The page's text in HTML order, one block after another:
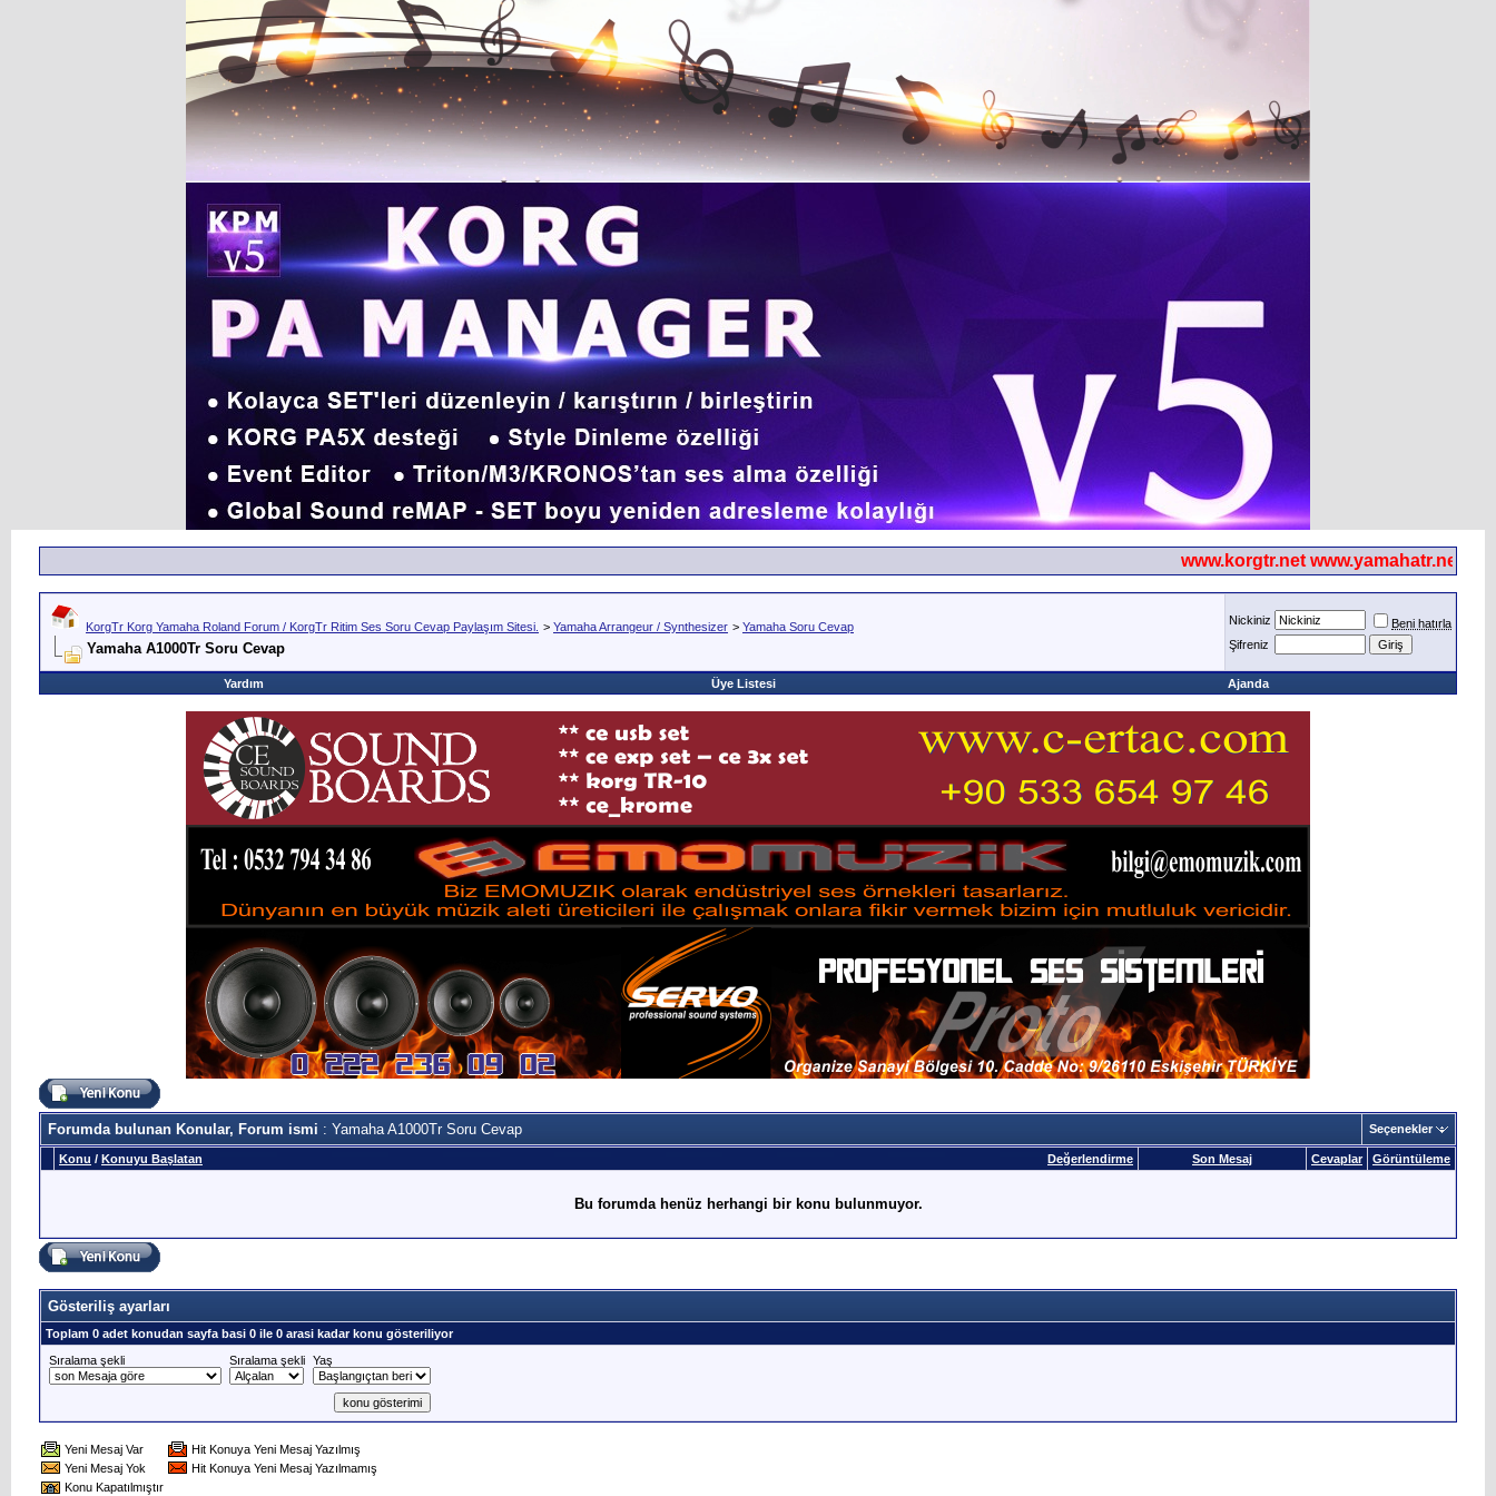
www.korgtr.net www.yamahatr.net
KorgTr Korg Yamaha Roland Forum / KorgTr Ritim Ses Soru Cevap Paylaşım Sitesi. > Yamaha Arrangeur / Synthesizer > Yamaha Soru Cevap
Yamaha A1000Tr Soru Cevap
Nickiniz
Beni hatırla
Şifreniz
Yardım Üye Listesi Ajanda
Forumda bulunan Konular, Forum ismi : Yamaha A1000Tr Soru Cevap Seçenekler
Değerlendirme
Konu / Konuyu Başlatan Son Mesaj Cevaplar Görüntüleme
Bu forumda henüz herhangi bir konu bulunmuyor.
Gösteriliş ayarları
Toplam 0 adet konudan sayfa basi 0 ile 0 arasi kadar konu gösteriliyor
Sıralama şekli
Sıralama şekli Yaş
Yeni Mesaj Var
Hit Konuya Yeni Mesaj Yazılmış
Yeni Mesaj Yok
Hit Konuya Yeni Mesaj Yazılmamış
Konu Kapatılmıştır